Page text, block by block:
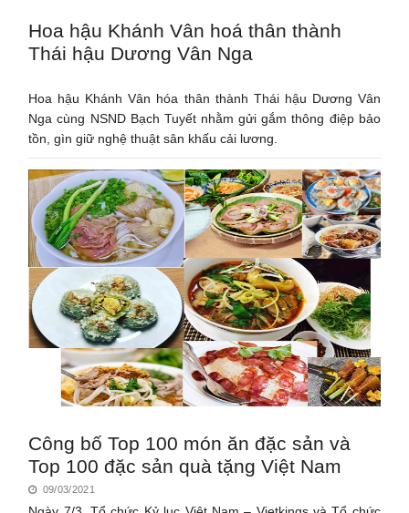
Hoa hậu Khánh Vân hoá thân thành
Thái hậu Dương Vân Nga
Hoa hậu Khánh Vân hóa thân thành Thái hậu Dương Vân
Nga cùng NSND Bạch Tuyết nhằm gửi gắm thông điệp bảo
tồn, gìn giữ nghệ thuật sân khấu cải lương.
Công bố Top 100 món ăn đặc sản và
Top 100 đặc sản quà tặng Việt Nam
09/03/2021